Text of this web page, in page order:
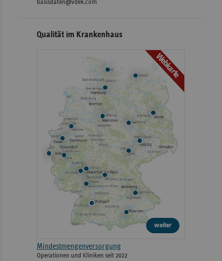
basisdaten@vdek.com
Qualität im Krankenhaus
Webkarte
weiter
Mindestmengenversorgung
Operationen und Kliniken seit 2022